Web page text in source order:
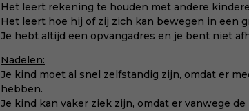
Het leert rekening te houden met andere
Het leert hoe hij of zij zich kan bewegen in een
Je hebt altijd een opvangadres en je bent niet
Nadelen:
Je kind moet al snel zelfstandig zijn, omdat er
hebben.
Je kind kan vaker ziek zijn, omdat er vanwege